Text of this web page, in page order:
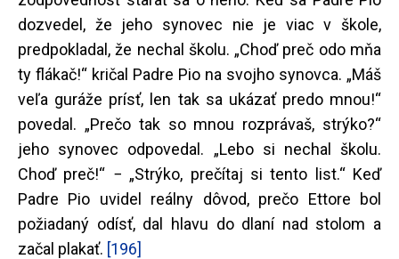
dozvedel, že jeho synovec nie je viac v škole,
predpokladal, že nechal školu. „Choď preč odo mňa
ty flákač!“ kričal Padre Pio na svojho synovca. „Máš
veľa guráže prísť, len tak sa ukázať predo mnou!“
povedal. „Prečo tak so mnou rozprávaš, strýko?“
jeho synovec odpovedal. „Lebo si nechal školu.
Choď preč!“ − „Strýko, prečítaj si tento list.“ Keď
Padre Pio uvidel reálny dôvod, prečo Ettore bol
požiadaný odísť, dal hlavu do dlaní nad stolom a
začal plakať. [196]